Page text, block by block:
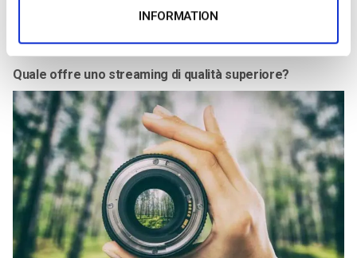
INFORMATION
iPad e AppleTV utilizza il browser predefinito Safari, questo è
uno svantaggio importante per HLS rispetto a MPEG-DASH.
Quale offre uno streaming di qualità superiore?